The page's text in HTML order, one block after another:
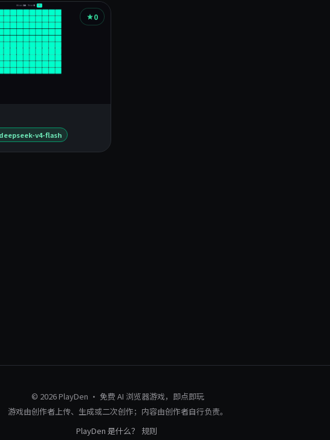
0
deepseek-v4-flash
© 2026 PlayDen · 免费 AI 浏览器游戏，即点即玩
游戏由创作者上传、生成或二次创作；内容由创作者自行负责。
PlayDen 是什么？
规则